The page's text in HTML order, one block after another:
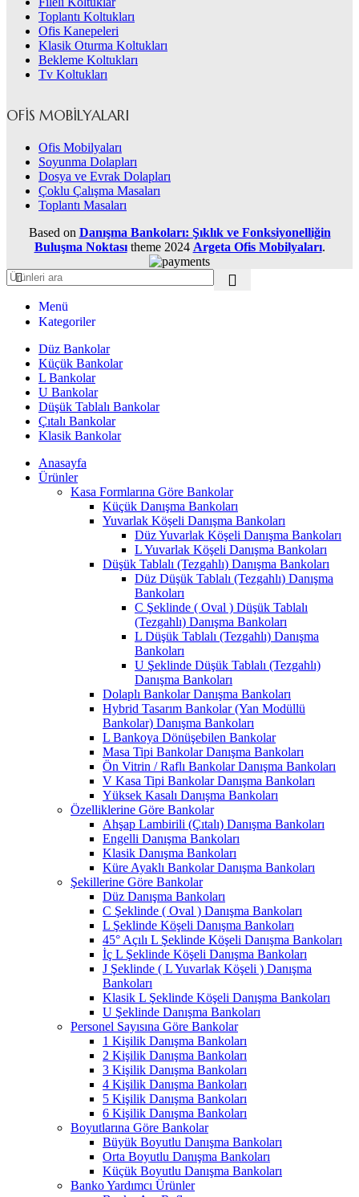
Toplantı Koltukları
Ofis Kanepeleri
Klasik Oturma Koltukları
Bekleme Koltukları
Tv Koltukları
OFIS MOBILYALARI
Ofis Mobilyaları
Soyunma Dolapları
Dosya ve Evrak Dolapları
Çoklu Çalışma Masaları
Toplantı Masaları
Based on Danışma Bankoları: Şıklık ve Fonksiyonelliğin
Buluşma Noktasıtheme2024 Argeta Ofis Mobilyaları.
Menü
Kategoriler
Düz Bankolar
Küçük Bankolar
L Bankolar
U Bankolar
Düşük Tablalı Bankolar
Çıtalı Bankolar
Klasik Bankolar
Anasayfa
Ürünler
Kasa Formlarına Göre Bankolar
Küçük Danışma Bankoları
Yuvarlak Köşeli Danışma Bankoları
Düz Yuvarlak Köşeli Danışma Bankoları
L Yuvarlak Köşeli Danışma Bankoları
Düşük Tablalı (Tezgahlı) Danışma Bankoları
Düz Düşük Tablalı (Tezgahlı) Danışma
Bankoları
C Şeklinde ( Oval ) Düşük Tablalı
(Tezgahlı) Danışma Bankoları
L Düşük Tablalı (Tezgahlı) Danışma
Bankoları
U Şeklinde Düşük Tablalı (Tezgahlı)
Danışma Bankoları
Dolaplı Bankolar Danışma Bankoları
Hybrid Tasarım Bankolar (Yan Modüllü
Bankolar) Danışma Bankoları
L Bankoya Dönüşebilen Bankolar
Masa Tipi Bankolar Danışma Bankoları
Ön Vitrin / Raflı Bankolar Danışma Bankoları
V Kasa Tipi Bankolar Danışma Bankoları
Yüksek Kasalı Danışma Bankoları
Özelliklerine Göre Bankolar
Ahşap Lambirili (Çıtalı) Danışma Bankoları
Engelli Danışma Bankoları
Klasik Danışma Bankoları
Küre Ayaklı Bankolar Danışma Bankoları
Şekillerine Göre Bankolar
Düz Danışma Bankoları
C Şeklinde ( Oval ) Danışma Bankoları
L Şeklinde Köşeli Danışma Bankoları
45° Açılı L Şeklinde Köşeli Danışma Bankoları
İç L Şeklinde Köşeli Danışma Bankoları
J Şeklinde ( L Yuvarlak Köşeli ) Danışma
Bankoları
Klasik L Şeklinde Köşeli Danışma Bankoları
U Şeklinde Danışma Bankoları
Personel Sayısına Göre Bankolar
1 Kişilik Danışma Bankoları
2 Kişilik Danışma Bankoları
3 Kişilik Danışma Bankoları
4 Kişilik Danışma Bankoları
5 Kişilik Danışma Bankoları
6 Kişilik Danışma Bankoları
Boyutlarına Göre Bankolar
Büyük Boyutlu Danışma Bankoları
Orta Boyutlu Danışma Bankoları
Küçük Boyutlu Danışma Bankoları
Banko Yardımcı Ürünler